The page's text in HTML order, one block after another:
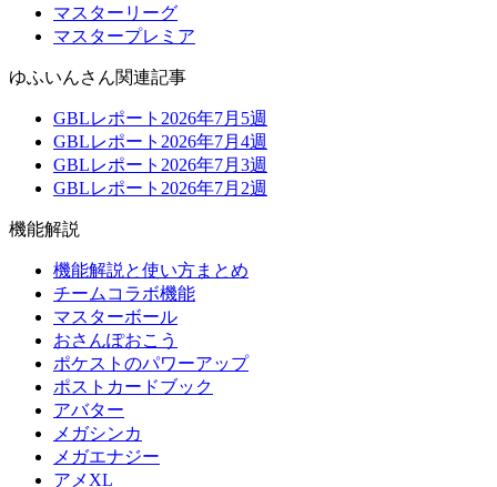
マスターリーグ
マスタープレミア
ゆふいんさん関連記事
GBLレポート2026年7月5週
GBLレポート2026年7月4週
GBLレポート2026年7月3週
GBLレポート2026年7月2週
機能解説
機能解説と使い方まとめ
チームコラボ機能
マスターボール
おさんぽおこう
ポケストのパワーアップ
ポストカードブック
アバター
メガシンカ
メガエナジー
アメXL